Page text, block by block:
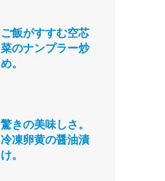
ご飯がすすむ空芯
菜のナンプラー炒
め。
驚きの美味しさ。
冷凍卵黄の醤油漬
け。